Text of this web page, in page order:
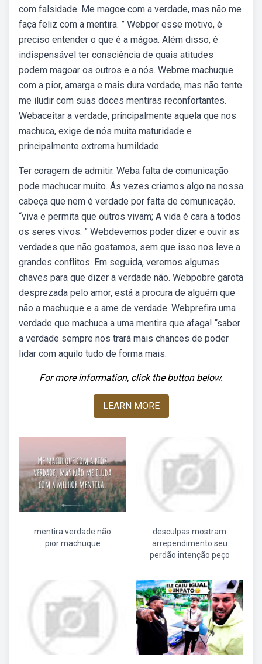
com falsidade. Me magoe com a verdade, mas não me
faça feliz com a mentira. ” Webpor esse motivo, é
preciso entender o que é a mágoa. Além disso, é
indispensável ter consciência de quais atitudes
podem magoar os outros e a nós. Web⁠me machuque
com a pior, amarga e mais dura verdade, mas não tente
me iludir com suas doces mentiras reconfortantes.
Webaceitar a verdade, principalmente aquela que nos
machuca, exige de nós muita maturidade e
principalmente extrema humildade.
Ter coragem de admitir. Web⁠a falta de comunicação
pode machucar muito. Ás vezes criamos algo na nossa
cabeça que nem é verdade por falta de comunicação.
“viva e permita que outros vivam; A vida é cara a todos
os seres vivos. ” Webdevemos poder dizer e ouvir as
verdades que não gostamos, sem que isso nos leve a
grandes conflitos. Em seguida, veremos algumas
chaves para que dizer a verdade não. Webpobre garota
desprezada pelo amor, está a procura de alguém que
não a machuque e a ame de verdade. Webprefira uma
verdade que machuca a uma mentira que afaga! “saber
a verdade sempre nos trará mais chances de poder
lidar com aquilo tudo de forma mais.
For more information, click the button below.
LEARN MORE
mentira verdade não
pior machuque
desculpas mostram
arrependimento seu
perdão intenção peço